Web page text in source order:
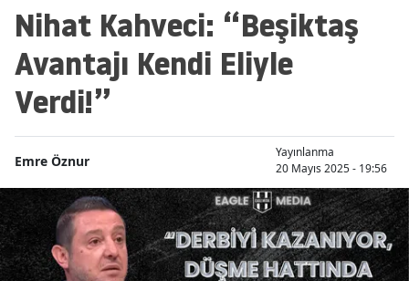
Nihat Kahveci: “Beşiktaş
Avantajı Kendi Eliyle
Verdi!”
Emre Öznur
Yayınlanma
20 Mayıs 2025 - 19:56